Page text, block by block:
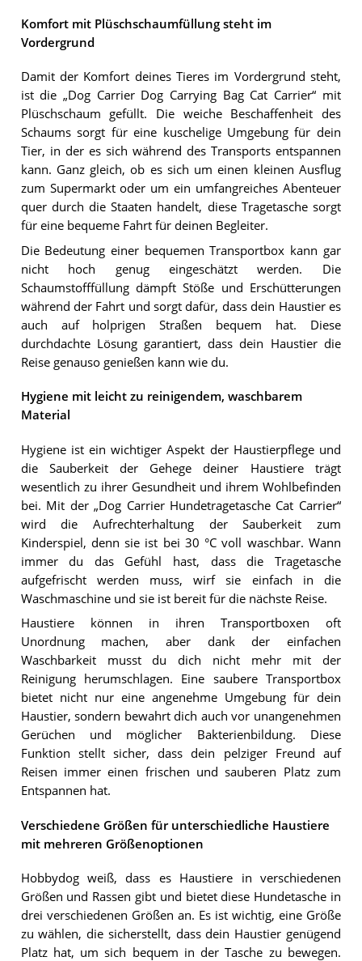
Komfort mit Plüschschaumfüllung steht im
Vordergrund
Damit der Komfort deines Tieres im Vordergrund steht,
ist die „Dog Carrier Dog Carrying Bag Cat Carrier“ mit
Plüschschaum gefüllt. Die weiche Beschaffenheit des
Schaums sorgt für eine kuschelige Umgebung für dein
Tier, in der es sich während des Transports entspannen
kann. Ganz gleich, ob es sich um einen kleinen Ausflug
zum Supermarkt oder um ein umfangreiches Abenteuer
quer durch die Staaten handelt, diese Tragetasche sorgt
für eine bequeme Fahrt für deinen Begleiter.
Die Bedeutung einer bequemen Transportbox kann gar
nicht hoch genug eingeschätzt werden. Die
Schaumstofffüllung dämpft Stöße und Erschütterungen
während der Fahrt und sorgt dafür, dass dein Haustier es
auch auf holprigen Straßen bequem hat. Diese
durchdachte Lösung garantiert, dass dein Haustier die
Reise genauso genießen kann wie du.
Hygiene mit leicht zu reinigendem, waschbarem
Material
Hygiene ist ein wichtiger Aspekt der Haustierpflege und
die Sauberkeit der Gehege deiner Haustiere trägt
wesentlich zu ihrer Gesundheit und ihrem Wohlbefinden
bei. Mit der „Dog Carrier Hundetragetasche Cat Carrier“
wird die Aufrechterhaltung der Sauberkeit zum
Kinderspiel, denn sie ist bei 30 °C voll waschbar. Wann
immer du das Gefühl hast, dass die Tragetasche
aufgefrischt werden muss, wirf sie einfach in die
Waschmaschine und sie ist bereit für die nächste Reise.
Haustiere können in ihren Transportboxen oft
Unordnung machen, aber dank der einfachen
Waschbarkeit musst du dich nicht mehr mit der
Reinigung herumschlagen. Eine saubere Transportbox
bietet nicht nur eine angenehme Umgebung für dein
Haustier, sondern bewahrt dich auch vor unangenehmen
Gerüchen und möglicher Bakterienbildung. Diese
Funktion stellt sicher, dass dein pelziger Freund auf
Reisen immer einen frischen und sauberen Platz zum
Entspannen hat.
Verschiedene Größen für unterschiedliche Haustiere
mit mehreren Größenoptionen
Hobbydog weiß, dass es Haustiere in verschiedenen
Größen und Rassen gibt und bietet diese Hundetasche in
drei verschiedenen Größen an. Es ist wichtig, eine Größe
zu wählen, die sicherstellt, dass dein Haustier genügend
Platz hat, um sich bequem in der Tasche zu bewegen.